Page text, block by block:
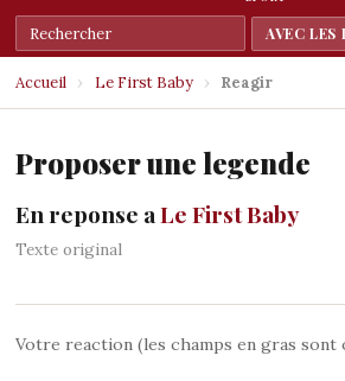
Accueil › Le First Baby › Reagir
Proposer une legende
En reponse aLe First Baby
Texte original
Votre reaction (les champs en gras sont